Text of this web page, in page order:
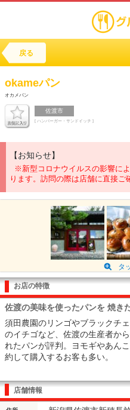
戻る
okameパン
オカメパン
佐渡市
[ ハンバーガー・サンドイッチ ]
【お知らせ】
※新型コロナウイルスの影響に
ります。訪問の際は店舗に直接ご
タ
お店の特徴
佐渡の美味を使ったパンを 焼き
須田農園のリンゴやブラックチ
のイチゴなど、佐渡の生産者か
れたパンが評判。ヨモギやあん
約して購入するお客も多い。
店舗情報